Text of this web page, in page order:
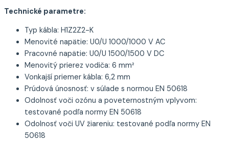
Technické parametre:
Typ kábla: H1Z2Z2-K
Menovité napätie: U0/U 1000/1000 V AC
Pracovné napätie: U0/U 1500/1500 V DC
Menovitý prierez vodiča: 6 mm²
Vonkajší priemer kábla: 6,2 mm
Prúdová únosnosť: v súlade s normou EN 50618
Odolnosť voči ozónu a poveternostným vplyvom:
testované podľa normy EN 50618
Odolnosť voči UV žiareniu: testované podľa normy EN
50618